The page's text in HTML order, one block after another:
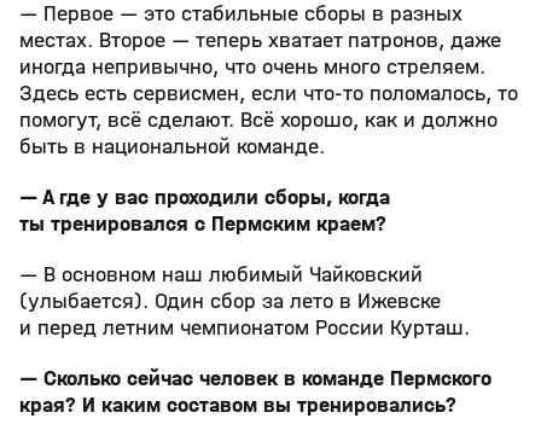
— Первое — это стабильные сборы в разных
местах. Второе — теперь хватает патронов, даже
иногда непривычно, что очень много стреляем.
Здесь есть сервисмен, если что-то поломалось, то
помогут, всё сделают. Всё хорошо, как и должно
быть в национальной команде.
— А где у вас проходили сборы, когда
ты тренировался с Пермским краем?
— В основном наш любимый Чайковский
(улыбается). Один сбор за лето в Ижевске
и перед летним чемпионатом России Курташ.
— Сколько сейчас человек в команде Пермского
края? И каким составом вы тренировались?